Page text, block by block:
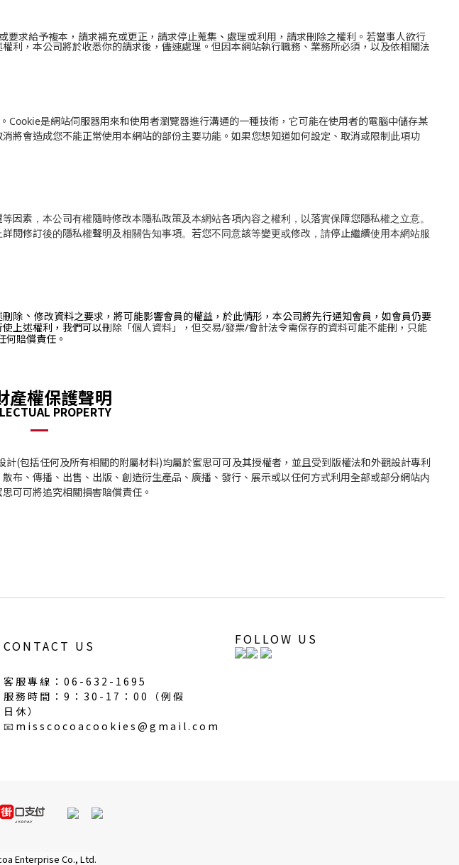
要求給予複本，請求補充或更正，請求停止蒐集 、 處理或利用，請求刪除之權利。若當事人欲行
利，本公司將於收悉你的請求後，儘速處理。但因本網站執行職務、業務所必須，以及依相關法
是網站伺服器用來和使用者瀏覽器進行溝通的一種技術，它可能在使用者的電腦中儲存某
將會造成您不能正常使用本網站的部份主要功能。如果您想知道如何設定、取消或限制此項功
素，本公司有權隨時修改本隱私政策及本網站各項內容之權利，以落實保障您隱私權之立意。
閱修訂後的隱私權聲明及相關告知事項。若您不同意該等變更或修改，請停止繼續使用本網站服
刪除 、 修改資料之要求，將可能影響會員的權益，於此情形，本公司將先行通知會員，如會員仍要
使上述權利，我們可以刪除「個人資料」，但交易/發票/會計法令需保存的資料可能不能刪，只能
何賠償責任。
產權保護聲明
PROPERTY
(包括任何及所有相關的附屬材料)均屬於蜜思可可及其授權者，並且受到版權法和外觀設計專利
布、傳播、出售、出版、創造衍生產品、廣播、發行、展示或以任何方式利用全部或部分網站内
可可將追究相關損害賠償責任。
CONTACT US
客服專線：06-632-1695
服務時間：9：30-17：00（例假
日休）
📧 misscocoacookies@gmail.com
FOLLOW US
Enterprise Co., Ltd.